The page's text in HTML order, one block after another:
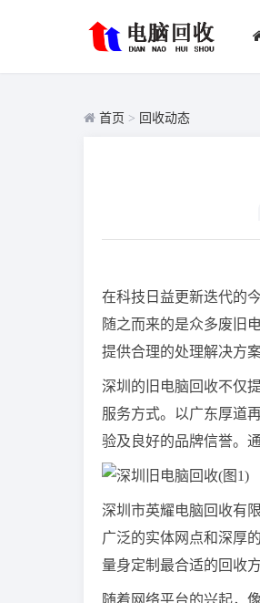
首页 > 回收动态
在科技日益更新迭代的
随之而来的是众多废旧
提供合理的处理解决方案
深圳的旧电脑回收不仅
服务方式。以广东厚道
验及良好的品牌信誉。
深圳市英耀电脑回收有
广泛的实体网点和深厚
量身定制最合适的回收方
随着网络平台的兴起，